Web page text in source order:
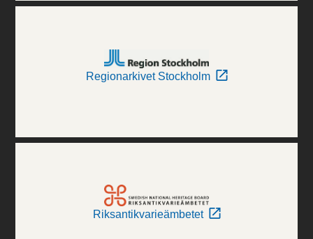
Regionarkivet Stockholm
Riksantikvarieämbetet